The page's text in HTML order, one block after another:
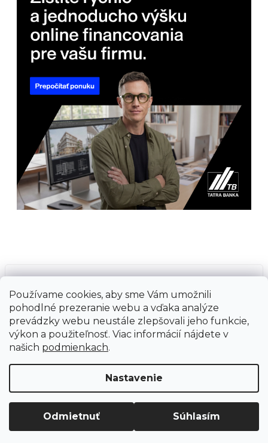
Používame cookies, aby sme Vám umožnili
pohodlné prezeranie webu a vďaka analýze
prevádzky webu neustále zlepšovali jeho funkcie,
výkon a použiteľnosť. Viac informácií nájdete v
našich podmienkach.
Nastavenie
Odmietnuť Súhlasím
Ground Cycling Store
práva vyhradené.
Upraviť nastavenie cookies